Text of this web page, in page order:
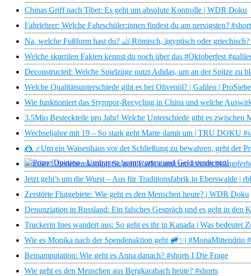
Chinas Griff nach Tibet: Es geht um absolute Kontrolle | WDR Doku
Fahrlehrer: Welche Fahrschüler:innen findest du am nervigsten?
Na, welche Fußform hast du? 🦶 Römisch, ägyptisch oder
Welche skurrilen Fakten kennst du noch über das #Oktoberfest
Deconstructed: Welche Spielzüge nutzt Adidas, um an der Spitze zu
Welche Qualitätsunterschiede gibt es bei Olivenöl? | Galileo |
Wie funktioniert das Styropor-Recycling in China und welche
3.5Mio Besteckteile pro Jahr! Welche Unterschiede gibt es zwischen
Wechseljahre mit 19 – So stark geht Marie damit um | TRU DOKU
🤼 ♂Um ein Waisenhaus vor der Schließung zu bewahren, geht der
Krasser Überlebenskampf: So geht Carlo damit um #shorts
Jetzt geht’s um die Wurst – Aus für Traditionsfabrik in Eberswalde |
Zerstörte Flutgebiete: Wie geht es den Menschen heute? | WDR Doku
Denunziation in Russland: Ein falsches Gespräch und es geht in den
Truckerin Ines wandert aus: So geht es ihr in Kanada | Was bedeutet
Wie es Monika nach der Spendenaktion geht 🚞✨| #MonaMittendrin
Beinamputation: Wie geht es Anna danach? #shorts I Die Frage
Wie geht es den Menschen aus Bergkarabach heute? #shorts